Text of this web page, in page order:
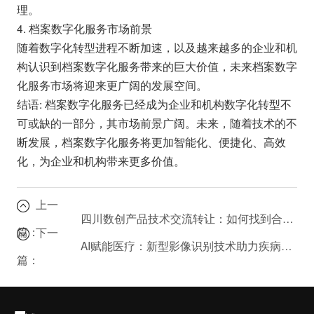
理。
4. 档案数字化服务市场前景
随着数字化转型进程不断加速，以及越来越多的企业和机
构认识到档案数字化服务带来的巨大价值，未来档案数字
化服务市场将迎来更广阔的发展空间。
结语: 档案数字化服务已经成为企业和机构数字化转型不
可或缺的一部分，其市场前景广阔。未来，随着技术的不
断发展，档案数字化服务将更加智能化、便捷化、高效
化，为企业和机构带来更多价值。
上一
篇：
四川数创产品技术交流转让：如何找到合适的技术合作伙伴？
下一
篇：
AI赋能医疗：新型影像识别技术助力疾病早筛